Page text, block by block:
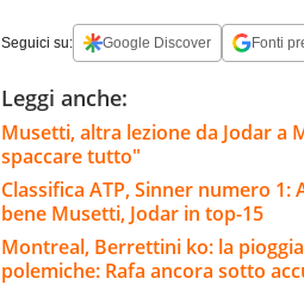
Seguici su: Google Discover Fonti
Leggi anche:
Musetti, altra lezione da Jodar a
spaccare tutto"
Classifica ATP, Sinner numero
bene Musetti, Jodar in top-15
Montreal, Berrettini ko: la
polemiche: Rafa ancora sotto